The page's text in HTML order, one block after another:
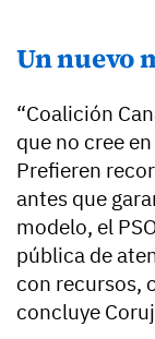
Un nuevo
“Coalición
que no cree
Prefieren
antes que
modelo, el
pública de
con recursos,
concluye